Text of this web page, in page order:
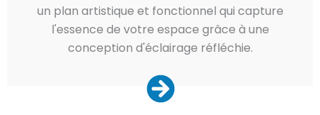
un plan artistique et fonctionnel qui capture
l'essence de votre espace grâce à une
conception d'éclairage réfléchie.